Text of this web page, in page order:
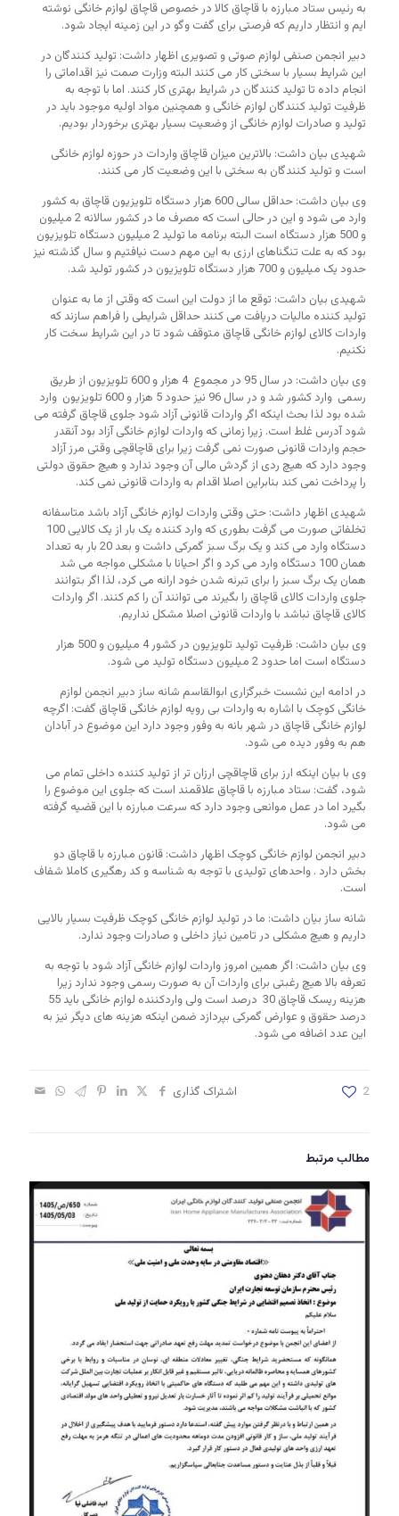
به رئیس ستاد مبارزه با قاچاق کالا در خصوص قاچاق لوازم خانگی نوشته
ایم و انتظار داریم که فرصتی برای گفت وگو در این زمینه ایجاد شود.
دبیر انجمن صنفی لوازم صوتی و تصویری اظهار داشت: تولید کنندگان در
این شرایط بسیار با سختی کار می کنند البته وزارت صمت نیز اقداماتی را
انجام داده تا تولید کنندگان در شرایط بهتری کار کنند. اما با توجه به
ظرفیت تولید کنندگان لوازم خانگی و همچنین مواد اولیه موجود باید در
تولید و صادرات لوازم خانگی از وضعیت بسیار بهتری برخوردار بودیم.
شهیدی بیان داشت: بالاترین میزان قاچاق واردات در حوزه لوازم خانگی
است و تولید کنندگان به سختی با این وضعیت کار می کنند.
وی بیان داشت: حداقل سالی 600 هزار دستگاه تلویزیون قاچاق به کشور
وارد می شود و این در حالی است که مصرف ما در کشور سالانه 2 میلیون
و 500 هزار دستگاه است البته برنامه ما تولید 2 میلیون دستگاه تلویزیون
بود که به علت تنگناهای ارزی به این مهم دست نیافتیم و سال گذشته نیز
حدود یک میلیون و 700 هزار دستگاه تلویزیون در کشور تولید شد.
شهیدی بیان داشت: توقع ما از دولت این است که وقتی از ما به عنوان
تولید کننده مالیات دریافت می کنند حداقل شرایطی را فراهم سازند که
واردات کالای لوازم خانگی قاچاق متوقف شود تا در این شرایط سخت کار
نکنیم.
وی بیان داشت: در سال 95 در مجموع 4 هزار و 600 تلویزیون از طریق
رسمی وارد کشور شد و در سال 96 نیز حدود 5 هزار و 600 تلویزیون وارد
شده بود لذا بحث اینکه اگر واردات قانونی آزاد شود جلوی قاچاق گرفته می
شود آدرس غلط است. زیرا زمانی که واردات لوازم خانگی آزاد بود آنقدر
حجم واردات قانونی صورت نمی گرفت زیرا برای قاچاقچی وقتی مرز آزاد
وجود دارد که هیچ ردی از گردش مالی آن وجود ندارد و هیچ حقوق دولتی
را پرداخت نمی کند بنابراین اصلا اقدام به واردات قانونی نمی کند.
شهیدی اظهار داشت: حتی وقتی واردات لوازم خانگی آزاد باشد متاسفانه
تخلفاتی صورت می گرفت بطوری که وارد کننده یک بار از یک کالایی 100
دستگاه وارد می کند و یک برگ سبز گمرکی داشت و بعد 20 بار به تعداد
همان 100 دستگاه وارد می کرد و اگر احیانا با مشکلی مواجه می شد
همان یک برگ سبز را برای تبرئه شدن خود ارائه می کرد، لذا اگر بتوانند
جلوی واردات کالای قاچاق را بگیرند می توانند آن را کم کنند. اگر واردات
کالای قاچاق نباشد با واردات قانونی اصلا مشکل نداریم.
وی بیان داشت: ظرفیت تولید تلویزیون در کشور 4 میلیون و 500 هزار
دستگاه است اما حدود 2 میلیون دستگاه تولید می شود.
در ادامه این نشست خبرگزاری ابوالقاسم شانه ساز دبیر انجمن لوازم
خانگی کوچک با اشاره به واردات بی رویه لوازم خانگی قاچاق گفت: اگرچه
لوازم خانگی قاچاق در شهر بانه به وفور وجود دارد این موضوع در آبادان
هم به وفور دیده می شود.
وی با بیان اینکه ارز برای قاچاقچی ارزان تر از تولید کننده داخلی تمام می
شود، گفت: ستاد مبارزه با قاچاق علاقمند است که جلوی این موضوع را
بگیرد اما در عمل موانعی وجود دارد که سرعت مبارزه با این قضیه گرفته
می شود.
دبیر انجمن لوازم خانگی کوچک اظهار داشت: قانون مبارزه با قاچاق دو
بخش دارد . واحدهای تولیدی با توجه به شناسه و کد رهگیری کاملا شفاف
است.
شانه ساز بیان داشت: ما در تولید لوازم خانگی کوچک ظرفیت بسیار بالایی
داریم و هیچ مشکلی در تامین نیاز داخلی و صادرات وجود ندارد.
وی بیان داشت: اگر همین امروز واردات لوازم خانگی آزاد شود با توجه به
تعرفه بالا هیچ رغبتی برای واردات آن به صورت رسمی وجود ندارد زیرا
هزینه ریسک قاچاق 30 درصد است ولی واردکننده لوازم خانگی باید 55
درصد حقوق و عوارض گمرکی بپردازد ضمن اینکه هزینه های دیگر نیز به
این عدد اضافه می شود.
اشتراک گذاری 2
مطالب مرتبط